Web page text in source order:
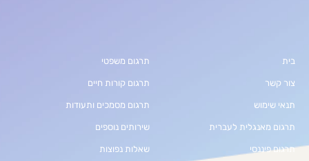
בית
צור קשר
תנאי שימוש
תרגום מאנגלית לעברית
תרגום פיננסי
תרגום משפטי
תרגום קורות חיים
תרגום מסמכים ותעודות
שירותים נוספים
שאלות נפוצות